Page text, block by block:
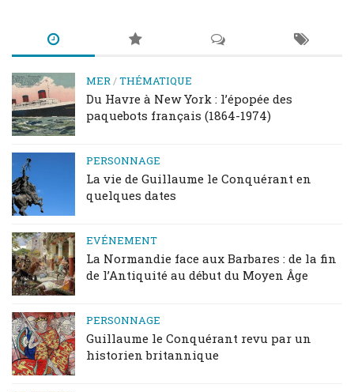
MER/THÉMATIQUE
Du Havre à New York : l’épopée des
paquebots français (1864-1974)
PERSONNAGE
La vie de Guillaume le Conquérant en
quelques dates
EVÉNEMENT
La Normandie face aux Barbares : de la fin
de l’Antiquité au début du Moyen Âge
PERSONNAGE
Guillaume le Conquérant revu par un
historien britannique